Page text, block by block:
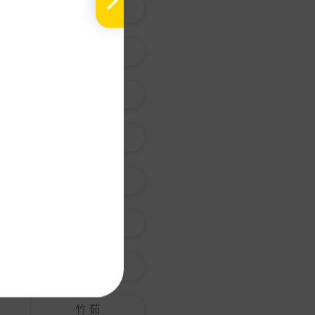
沙 苑 子
竹 茹